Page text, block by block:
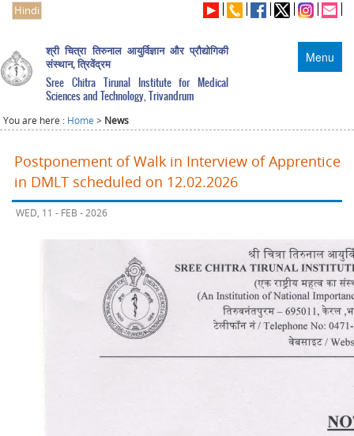
Hindi
Menu
श्री चित्रा तिरुनाल आयुर्विज्ञान और प्रौद्योगिकी
संस्थान, त्रिवेंद्रम
Sree Chitra Tirunal Institute for Medical
Sciences and Technology, Trivandrum
You are here : Home > News
Postponement of Walk in Interview of Apprentice
in DMLT scheduled on 12.02.2026
WED, 11 - FEB - 2026